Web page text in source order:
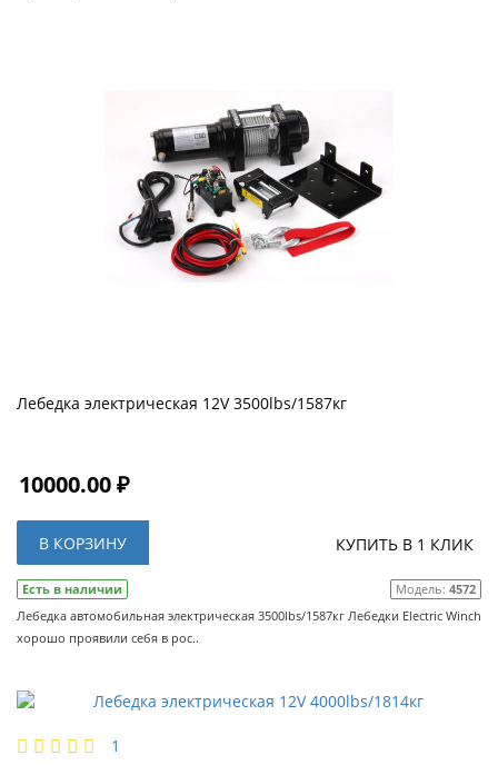
Лебедка электрическая 12V 3500lbs/1587кг
10000.00 ₽
В КОРЗИНУ КУПИТЬ В 1 КЛИК
Есть в наличии Модель: 4572
Лебедка автомобильная электрическая 3500lbs/1587кг Лебедки Electric Winch
хорошо проявили себя в рос..
1